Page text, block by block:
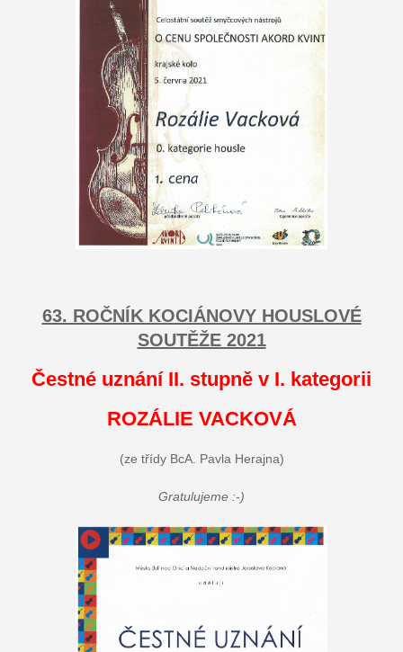
63. ROČNÍK KOCIÁNOVY HOUSLOVÉ
SOUTĚŽE 2021
Čestné uznání II. stupně v I. kategorii
ROZÁLIE VACKOVÁ
(ze třídy BcA. Pavla Herajna)
Gratulujeme :-)